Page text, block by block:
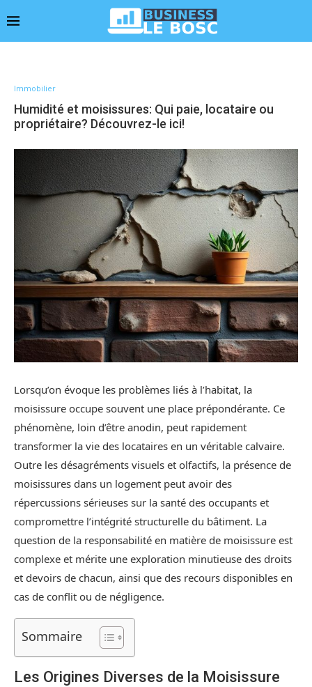
Immobilier
Humidité et moisissures: Qui paie, locataire ou
propriétaire? Découvrez-le ici!
Lorsqu’on évoque les problèmes liés à l’habitat, la
moisissure occupe souvent une place prépondérante. Ce
phénomène, loin d’être anodin, peut rapidement
transformer la vie des locataires en un véritable calvaire.
Outre les désagréments visuels et olfactifs, la présence de
moisissures dans un logement peut avoir des
répercussions sérieuses sur la santé des occupants et
compromettre l’intégrité structurelle du bâtiment. La
question de la responsabilité en matière de moisissure est
complexe et mérite une exploration minutieuse des droits
et devoirs de chacun, ainsi que des recours disponibles en
cas de conflit ou de négligence.
Sommaire
Les Origines Diverses de la Moisissure